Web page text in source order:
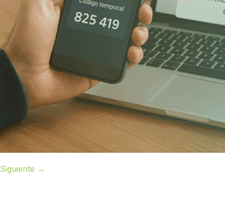
Siguiente →